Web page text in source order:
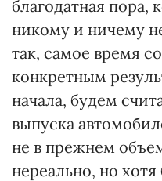
благодатная пора,
никому и ничему
так, самое время
конкретным
начала, будем
выпуска
не в прежнем
нереально, но